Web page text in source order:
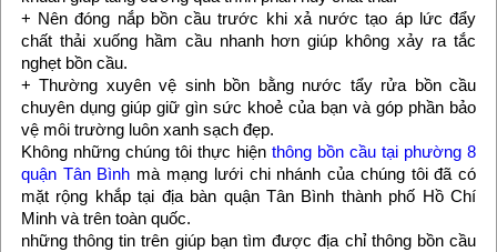
+ Nên đóng nắp bồn cầu trước khi xả nước tạo áp lức đẩy
chất thải xuống hầm cầu nhanh hơn giúp không xảy ra tắc
nghẹt bồn cầu.
+ Thường xuyên vệ sinh bồn bằng nước tẩy rửa bồn cầu
chuyên dụng giúp giữ gìn sức khoẻ của bạn và góp phần bảo
vệ môi trường luôn xanh sạch đẹp.
Không những chúng tôi thực hiệnthông bồn cầu tại phường 8
quận Tân Bình mà mạng lưới chi nhánh của chúng tôi đã có
mặt rộng khắp tại địa bàn quận Tân Bình thành phố Hồ Chí
Minh và trên toàn quốc.
những thông tin trên giúp bạn tìm được địa chỉ thông bồn cầu